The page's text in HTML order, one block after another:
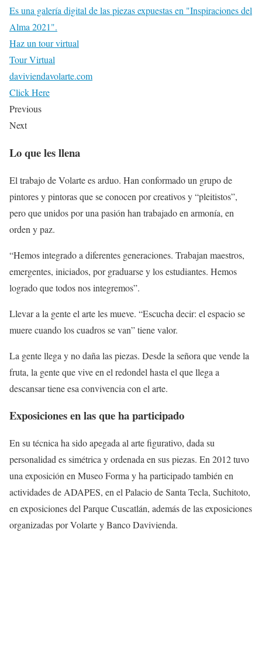
Es una galería digital de las piezas expuestas en "Inspiraciones del
Alma 2021".
Haz un tour virtual
Tour Virtual
daviviendavolarte.com
Click Here
Previous
Next
Lo que les llena
El trabajo de Volarte es arduo. Han conformado un grupo de
pintores y pintoras que se conocen por creativos y “pleitistos”,
pero que unidos por una pasión han trabajado en armonía, en
orden y paz.
“Hemos integrado a diferentes generaciones. Trabajan maestros,
emergentes, iniciados, por graduarse y los estudiantes. Hemos
logrado que todos nos integremos”.
Llevar a la gente el arte les mueve. “Escucha decir: el espacio se
muere cuando los cuadros se van” tiene valor.
La gente llega y no daña las piezas. Desde la señora que vende la
fruta, la gente que vive en el redondel hasta el que llega a
descansar tiene esa convivencia con el arte.
Exposiciones en las que ha participado
En su técnica ha sido apegada al arte figurativo, dada su
personalidad es simétrica y ordenada en sus piezas. En 2012 tuvo
una exposición en Museo Forma y ha participado también en
actividades de ADAPES, en el Palacio de Santa Tecla, Suchitoto,
en exposiciones del Parque Cuscatlán, además de las exposiciones
organizadas por Volarte y Banco Davivienda.